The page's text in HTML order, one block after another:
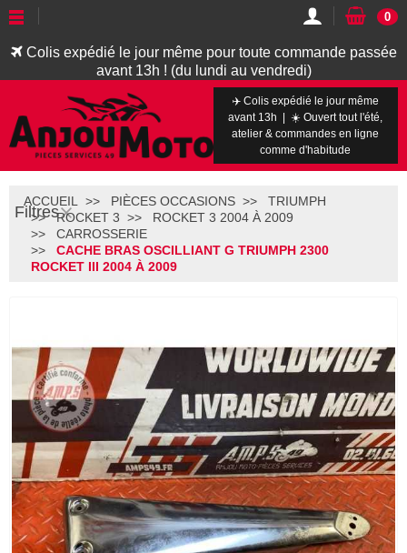
Colis expédié le jour même pour toute commande passée
avant 13h ! (du lundi au vendredi)
0
✈️ Colis expédié le jour même
avant 13h | ☀️ Ouvert tout l'été,
atelier & commandes en ligne
comme d'habitude
Filtres
ACCUEIL PIÈCES OCCASIONS
TRIUMPH
ROCKET 3
ROCKET 3 2004 À 2009
CARROSSERIE
CACHE BRAS OSCILLIANT G TRIUMPH 2300
ROCKET III 2004 À 2009